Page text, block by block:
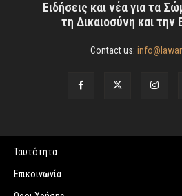
Ειδήσεις και νέα για τα
τη Δικαιοσύνη και την
Contact us:
Ταυτότητα
Επικοινωνία